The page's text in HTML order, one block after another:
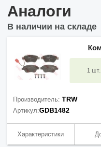
Аналоги
В наличии на складе
1 шт.
Производитель: TRW
Артикул:GDB1482
Характеристики